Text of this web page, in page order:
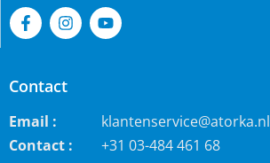
Contact
Email :
klantenservice@atorka.nl
Contact :
+31 03-484 461 68